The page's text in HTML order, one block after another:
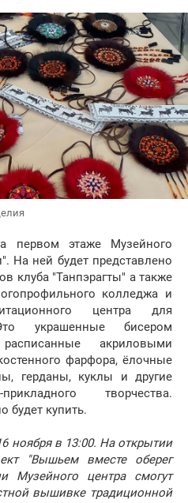
первом этаже Музейного
На ней будет представлено
клуба "Танпэрагты" а также
колледжа и
центра для
украшенные бисером
акриловыми
фарфора, ёлочные
герданы, куклы и другие
творчества.
будет купить.
ноября в 13:00. На открытии
"Вышьем вместе оберег
Музейного центра смогут
вышивке традиционной